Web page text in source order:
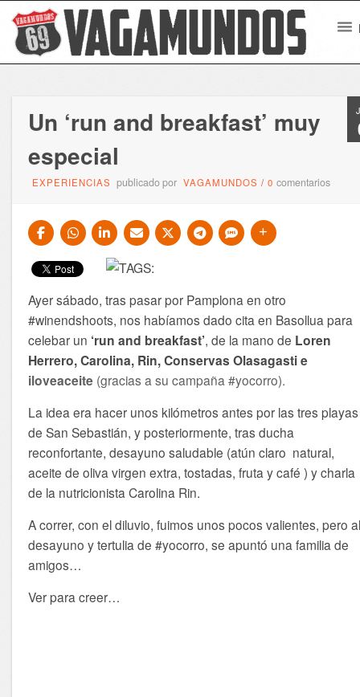
Un ‘run and breakfast’ muy
especial
EXPERIENCIAS publicado por VAGAMUNDOS /0comentarios
Ayer sábado, tras pasar por Pamplona en otro
#winendshoots, nos habíamos dado cita en Basollua para
celebar un ‘run and breakfast’, de la mano de Loren
Herrero, Carolina, Rin, Conservas Olasagasti e
iloveaceite (gracias a su campaña #yocorro).
La idea era hacer unos kilómetros antes por las tres playas
de San Sebastián, y posteriormente, tras ducha
reconfortante, desayuno saludable (atún claro natural,
aceite de oliva virgen extra, tostadas, fruta y café ) y charla
de la nutricionista Carolina Rin.
A correr, con el diluvio, fuimos unos pocos valientes, pero
desayuno y tertulia de #yocorro, se apuntó una familia de
amigos…
Ver para creer…